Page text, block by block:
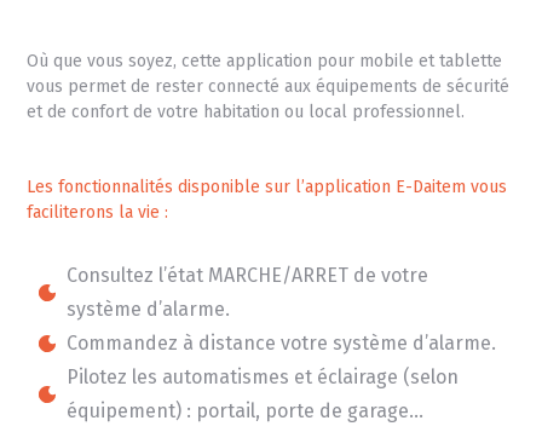
Où que vous soyez, cette application pour mobile et tablette
vous permet de rester connecté aux équipements de sécurité
et de confort de votre habitation ou local professionnel.
Les fonctionnalités disponible sur l’application E-Daitem vous
faciliterons la vie :
Consultez l’état MARCHE/ARRET de votre
système d’alarme.
Commandez à distance votre système d’alarme.
Pilotez les automatismes et éclairage (selon
équipement) : portail, porte de garage…